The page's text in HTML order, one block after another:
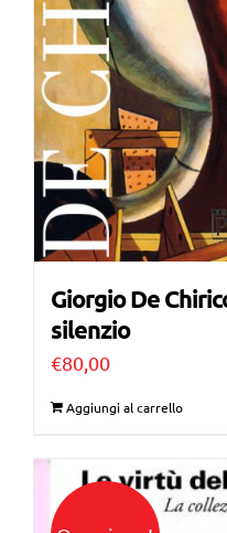
Giorgio De
silenzio
€80,00
Aggiungi al carrello